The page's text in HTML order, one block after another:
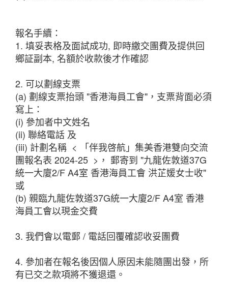
報名手續：
1. 填妥表格及面試成功, 即時繳交團費及提供回
鄉証副本, 名額於收款後才作確認
2. 可以劃線支票
(a) 劃線支票抬頭 "香港海員工會"，支票背面必須
寫上：
(i) 參加者中文姓名
(ii) 聯絡電話 及
(iii) 計劃名稱 < 「伴我啓航」集美香港雙向交流
團報名表 2024-25 >， 郵寄到 "九龍佐敦道37G
統一大廈2/F A4室 香港海員工會 洪芷媛女士收"
或
(b) 親臨九龍佐敦道37G統一大廈2/F A4室 香港
海員工會以現金交費
3. 我們會以電郵 / 電話回覆確認收妥團費
4. 參加者在報名後因個人原因未能隨團出發，所
有已交之款項將不獲退還。